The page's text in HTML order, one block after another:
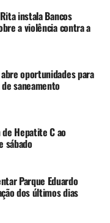
instala Bancos
a violência contra a
oportunidades para
saneamento
Hepatite C ao
sábado
Parque Eduardo
dos últimos dias